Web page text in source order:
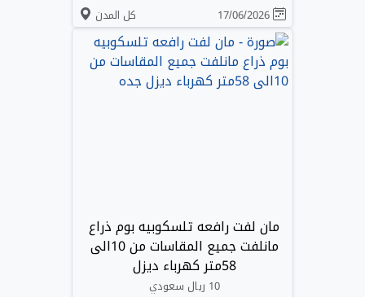
كل المدن
مان لفت رافعه تلسكوبيه بوم ذراع
مانلفت جميع المقاسات من 10الى
58متر كهرباء ديزل
10 ريال سعودي